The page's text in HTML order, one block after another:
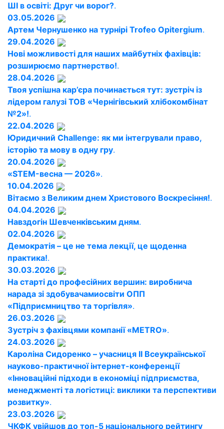
ШІ в освіті: Друг чи ворог?.
03.05.2026
Артем Чернушенко на турнірі Trofeo Opitergium.
29.04.2026
Нові можливості для наших майбутніх фахівців:
розширюємо партнерство!.
28.04.2026
Твоя успішна кар’єра починається тут: зустріч із
лідером галузі ТОВ «Чернігівський хлібокомбінат
№2»!.
22.04.2026
Юридичний Challenge: як ми інтегрували право,
історію та мову в одну гру.
20.04.2026
«STEM-весна — 2026».
10.04.2026
Вітаємо з Великим днем Христового Воскресіння!.
04.04.2026
Навздогін Шевченківським дням.
02.04.2026
Демократія – це не тема лекції, це щоденна
практика!.
30.03.2026
На старті до професійних вершин: виробнича
нарада зі здобувачамиосвіти ОПП
«Підприємництво та торгівля».
26.03.2026
Зустріч з фахівцями компанії «METRO».
24.03.2026
Кароліна Сидоренко – учасниця ІІ Всеукраїнської
науково-практичної інтернет-конференції
«Інноваційні підходи в економіці підприємства,
менеджменті та логістиці: виклики та перспективи
розвитку».
23.03.2026
ЧКФК увійшов до топ-5 національного рейтингу